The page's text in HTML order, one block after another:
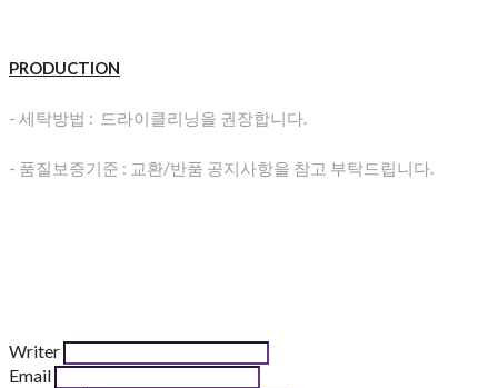
PRODUCTION
- 세탁방법 : 드라이클리닝을 권장합니다.
- 품질보증기준 : 교환/반품 공지사항을 참고 부탁드립니다.
Writer
Email